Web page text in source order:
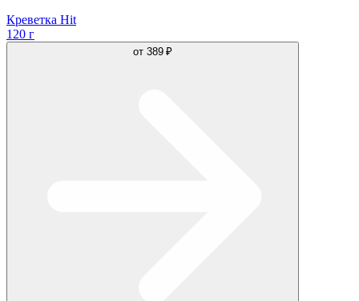
Креветка Hit
120 г
от 389 ₽